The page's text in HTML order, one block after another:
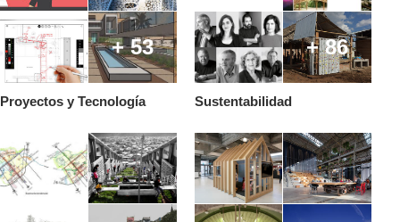
+ 53
Proyectos y Tecnología
+ 86
Sustentabilidad